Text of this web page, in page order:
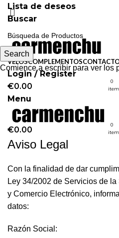
Lista de deseos
Buscar
VELOSCOMPLEMENTOS
Login / Register
0
€0.00
Menu
0
€0.00
Aviso Legal
Con la finalidad de dar
Ley 34/2002 de Servicios de
y Comercio Electrónico,
datos:
Razón Social:
Search
Comience a escribir para ver los